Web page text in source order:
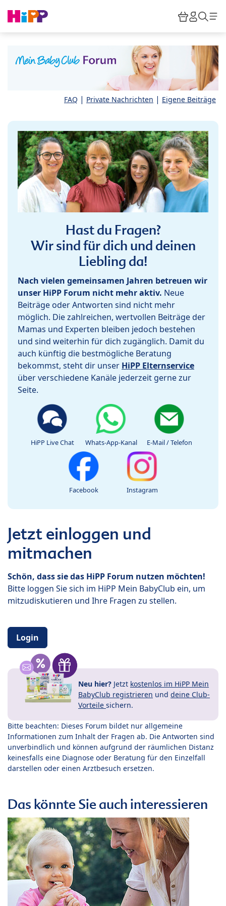
HiPP
FAQ | Private Nachrichten | Eigene Beiträge
Hast du Fragen?
Wir sind für dich und deinen
Liebling da!
Nach vielen gemeinsamen Jahren betreuen wir
unser HiPP Forum nicht mehr aktiv. Neue
Beiträge oder Antworten sind nicht mehr
möglich. Die zahlreichen, wertvollen Beiträge der
Mamas und Experten bleiben jedoch bestehen
und sind weiterhin für dich zugänglich. Damit du
auch künftig die bestmögliche Beratung
bekommst, steht dir unser HiPP Elternservice
über verschiedene Kanäle jederzeit gerne zur
Seite.
HiPP Live Chat Whats-App-Kanal E-Mail / Telefon
Facebook Instagram
Jetzt einloggen und
mitmachen
Schön, dass sie das HiPP Forum nutzen möchten!
Bitte loggen Sie sich im HiPP Mein BabyClub ein, um
mitzudiskutieren und Ihre Fragen zu stellen.
Login
Neu hier? Jetzt kostenlos im HiPP Mein
BabyClub registrieren und deine Club-
Vorteile sichern.
Bitte beachten: Dieses Forum bildet nur allgemeine
Informationen zum Inhalt der Fragen ab. Die Antworten sind
unverbindlich und können aufgrund der räumlichen Distanz
keinesfalls eine Diagnose oder Beratung für den Einzelfall
darstellen oder einen Arztbesuch ersetzen.
Das könnte Sie auch interessieren